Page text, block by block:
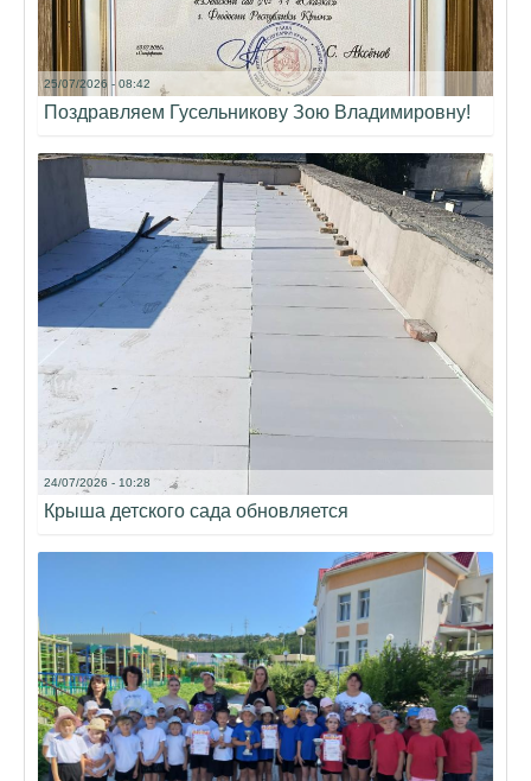
25/07/2026 - 08:42
Поздравляем Гусельникову Зою Владимировну!
24/07/2026 - 10:28
Крыша детского сада обновляется